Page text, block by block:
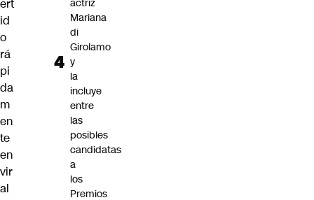
ert
id
o
rá
pi
da
m
en
te
en
vir
al
actriz
Mariana
di
Girolamo
y
la
incluye
entre
las
posibles
candidatas
a
los
Premios